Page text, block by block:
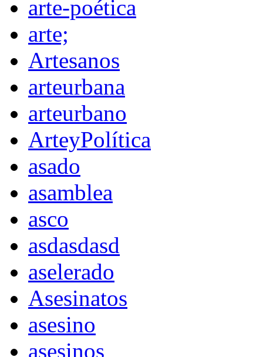
arte-poética
arte;
Artesanos
arteurbana
arteurbano
ArteyPolítica
asado
asamblea
asco
asdasdasd
aselerado
Asesinatos
asesino
asesinos